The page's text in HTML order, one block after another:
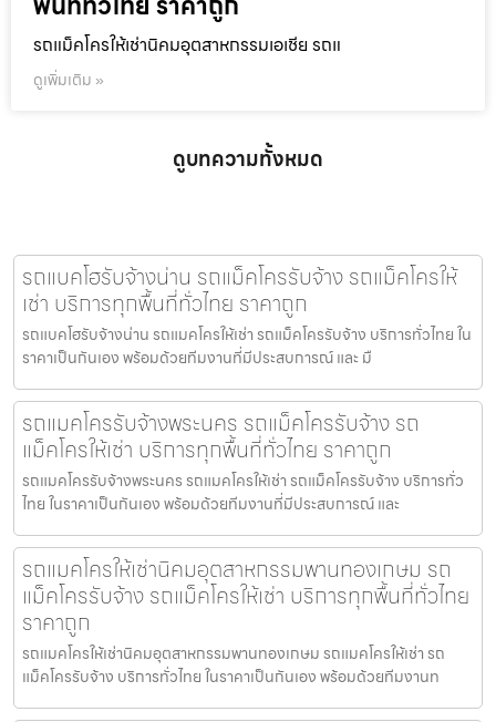
รถแม็คโครให้เช่านิคมอุตสาหกรรมเอเชีย รถแ
ดูเพิ่มเติม »
ดูบทความทั้งหมด
รถแบคโฮรับจ้างน่าน รถแม็คโครรับจ้าง รถแม็คโครให้
เช่า บริการทุกพื้นที่ทั่วไทย ราคาถูก
รถแบคโฮรับจ้างน่าน รถแมคโครให้เช่า รถแม็คโครรับจ้าง บริการทั่วไทย ใน
ราคาเป็นกันเอง พร้อมด้วยทีมงานที่มีประสบการณ์ และ มื
รถแมคโครรับจ้างพระนคร รถแม็คโครรับจ้าง รถ
แม็คโครให้เช่า บริการทุกพื้นที่ทั่วไทย ราคาถูก
รถแมคโครรับจ้างพระนคร รถแมคโครให้เช่า รถแม็คโครรับจ้าง บริการทั่ว
ไทย ในราคาเป็นกันเอง พร้อมด้วยทีมงานที่มีประสบการณ์ และ
รถแมคโครให้เช่านิคมอุตสาหกรรมพานทองเกษม รถ
แม็คโครรับจ้าง รถแม็คโครให้เช่า บริการทุกพื้นที่ทั่วไทย
ราคาถูก
รถแมคโครให้เช่านิคมอุตสาหกรรมพานทองเกษม รถแมคโครให้เช่า รถ
แม็คโครรับจ้าง บริการทั่วไทย ในราคาเป็นกันเอง พร้อมด้วยทีมงานท